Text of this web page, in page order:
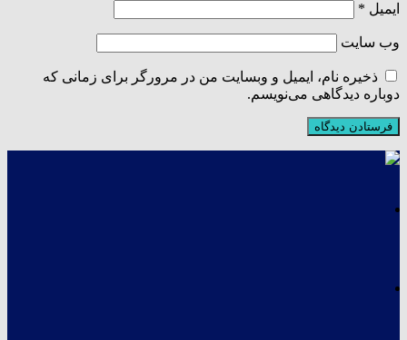
ایمیل *
وب‌ سایت
ذخیره نام، ایمیل و وبسایت من در مرورگر برای زمانی که
دوباره دیدگاهی می‌نویسم.